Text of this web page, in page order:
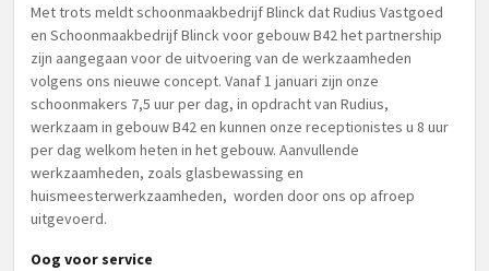
Met trots meldt schoonmaakbedrijf Blinck dat Rudius Vastgoed
en Schoonmaakbedrijf Blinck voor gebouw B42 het partnership
zijn aangegaan voor de uitvoering van de werkzaamheden
volgens ons nieuwe concept. Vanaf 1 januari zijn onze
schoonmakers 7,5 uur per dag, in opdracht van Rudius,
werkzaam in gebouw B42 en kunnen onze receptionistes u 8 uur
per dag welkom heten in het gebouw. Aanvullende
werkzaamheden, zoals glasbewassing en
huismeesterwerkzaamheden, worden door ons op afroep
uitgevoerd.
Oog voor service